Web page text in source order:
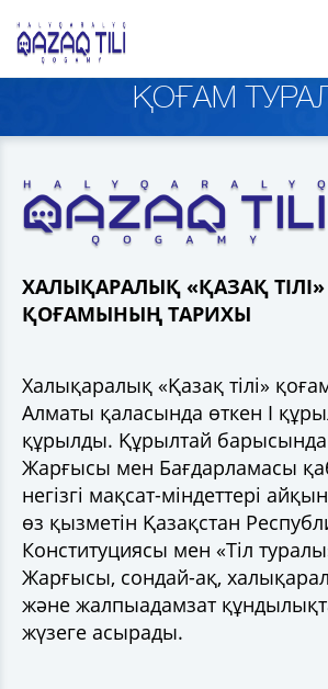
ҚОҒАМ
ХАЛЫҚАРАЛЫҚ «ҚАЗАҚ ТІЛІ»
ҚОҒАМЫНЫҢ ТАРИХЫ
Халықаралық «Қазақ тілі»
Алматы қаласында өткен I
құрылды. Құрылтай
Жарғысы мен Бағдарламасы
негізгі мақсат-міндеттері
өз қызметін Қазақстан
Конституциясы мен «Тіл
Жарғысы, сондай-ақ,
және жалпыадамзат
жүзеге асырады.